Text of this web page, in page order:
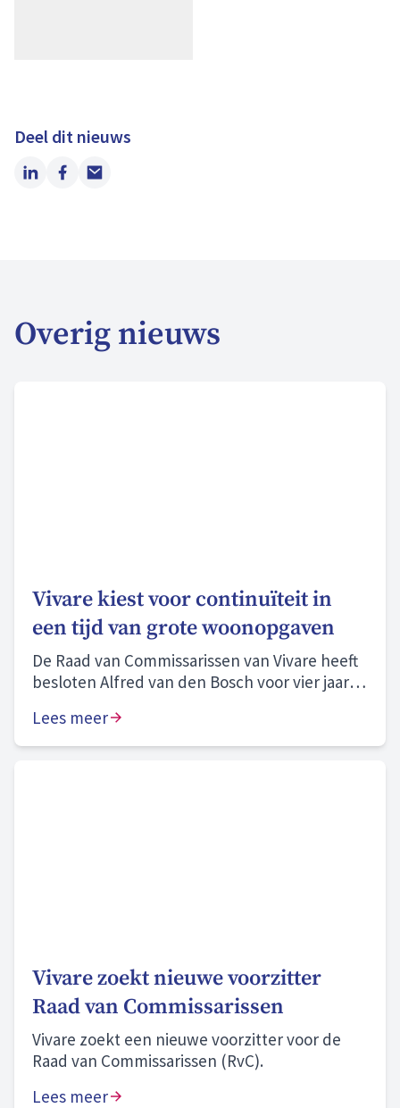
Deel dit nieuws
LinkedIn
Facebook
Email
Overig nieuws
Vivare kiest voor continuïteit in
een tijd van grote woonopgaven
De Raad van Commissarissen van Vivare heeft
besloten Alfred van den Bosch voor vier jaar te
Lees meer
Vivare zoekt nieuwe voorzitter
Raad van Commissarissen
Vivare zoekt een nieuwe voorzitter voor de
Raad van Commissarissen (RvC).
Lees meer